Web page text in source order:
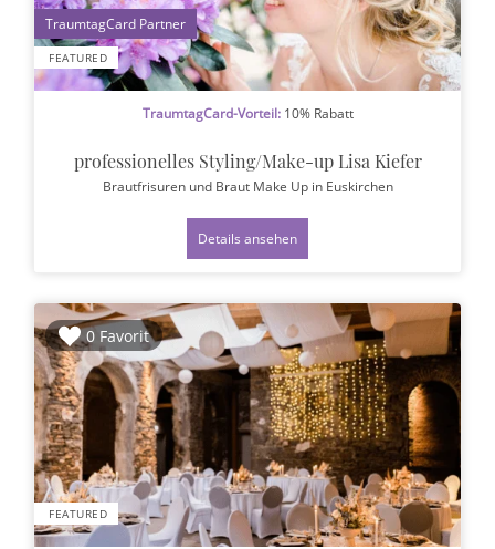
FEATURED
1
TraumtagCard-Vorteil:10% Rabatt
professionelles Styling/Make-up Lisa Kiefer
Brautfrisuren und Braut Make Up in Euskirchen
Details ansehen
0 Favorit
FEATURED